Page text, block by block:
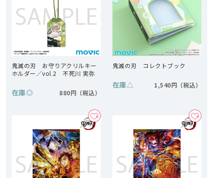
鬼滅の刃 お守りアクリルキー
ホルダー／vol.2 不死川 実弥
在庫◎ 880円
鬼滅の刃 コレクトブック
在庫△ 1,540円